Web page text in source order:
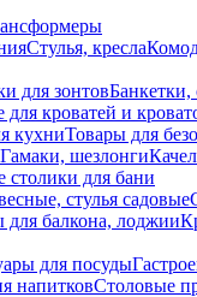
Стулья, кресла
для зонтовБанкетки,
кроватей и
кухниТовары для
Гамаки, шезлонги
для бани
стулья садовые
для балкона, лоджии
для посуды
напитковСтоловые